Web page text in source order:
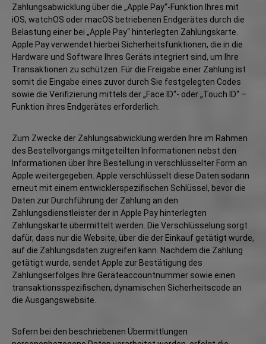
Zahlungsabwicklung über die „Apple Pay“-Funktion Ihres mit
iOS, watchOS oder macOS betriebenen Endgerätes durch die
Belastung einer bei „Apple Pay“ hinterlegten Zahlungskarte.
Apple Pay verwendet hierbei Sicherheitsfunktionen, die in die
Hardware und Software Ihres Geräts integriert sind, um Ihre
Transaktionen zu schützen. Für die Freigabe einer Zahlung ist
somit die Eingabe eines zuvor durch Sie festgelegten Codes
sowie die Verifizierung mittels der „Face ID“- oder „Touch ID“ –
Funktion ihres Endgerätes erforderlich.
Zum Zwecke der Zahlungsabwicklung werden Ihre im Rahmen
des Bestellvorgangs mitgeteilten Informationen nebst den
Informationen über Ihre Bestellung in verschlüsselter Form an
Apple weitergegeben. Apple verschlüsselt diese Daten sodann
erneut mit einem entwicklerspezifischen Schlüssel, bevor die
Daten zur Durchführung der Zahlung an den
Zahlungsdienstleister der in Apple Pay hinterlegten
Zahlungskarte übermittelt werden. Die Verschlüsselung sorgt
dafür, dass nur die Website, über die der Einkauf getätigt wurde,
auf die Zahlungsdaten zugreifen kann. Nachdem die Zahlung
getätigt wurde, sendet Apple zur Bestätigung des
Zahlungserfolges Ihre Geräteaccountnummer sowie einen
transaktionsspezifischen, dynamischen Sicherheitscode an
die Ausgangswebsite.
Sofern bei den beschriebenen Übermittlungen